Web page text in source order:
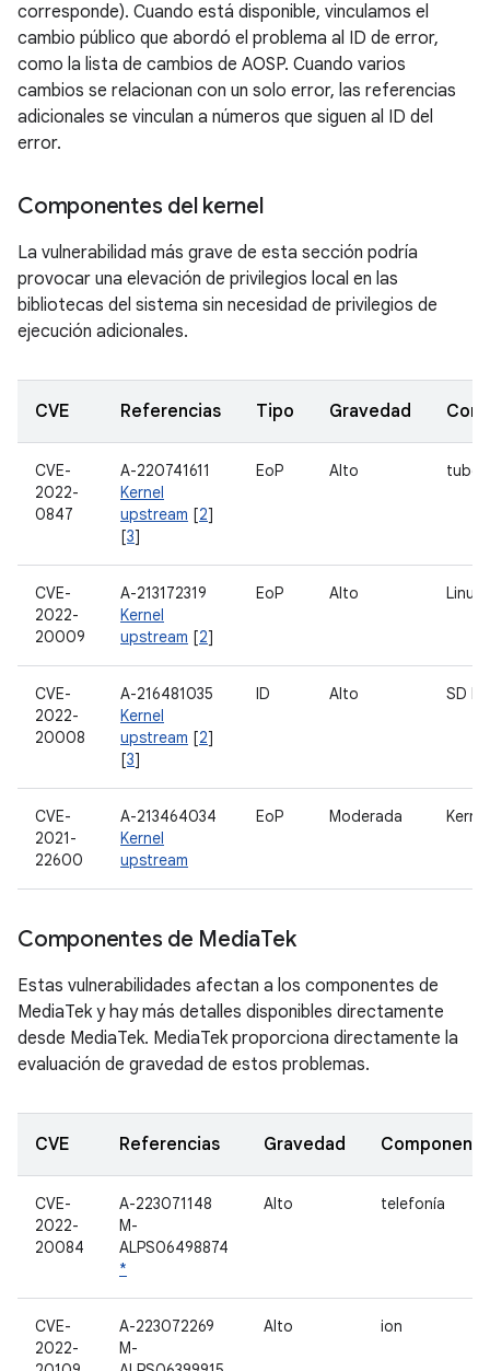
corresponde). Cuando está disponible, vinculamos el
cambio público que abordó el problema al ID de error,
como la lista de cambios de AOSP. Cuando varios
cambios se relacionan con un solo error, las referencias
adicionales se vinculan a números que siguen al ID del
error.
Componentes del kernel
La vulnerabilidad más grave de esta sección podría
provocar una elevación de privilegios local en las
bibliotecas del sistema sin necesidad de privilegios de
ejecución adicionales.
CVE Referencias Tipo Gravedad
CVE-
2022-
0847
A-220741611
Kernel
upstream [2]
[3]
EoP Alto
CVE-
2022-
20009
A-213172319
Kernel
upstream [2]
EoP Alto Linux
CVE-
2022-
20008
A-216481035
Kernel
upstream [2]
[3]
ID Alto SD
CVE-
2021-
22600
A-213464034
Kernel
upstream
EoP Moderada Kernel
Componentes de MediaTek
Estas vulnerabilidades afectan a los componentes de
MediaTek y hay más detalles disponibles directamente
desde MediaTek. MediaTek proporciona directamente la
evaluación de gravedad de estos problemas.
CVE Referencias Gravedad Componente
CVE-
2022-
20084
A-223071148
M-
ALPS06498874
*
Alto telefonía
CVE-
2022-
A-223072269
M-
Alto ion